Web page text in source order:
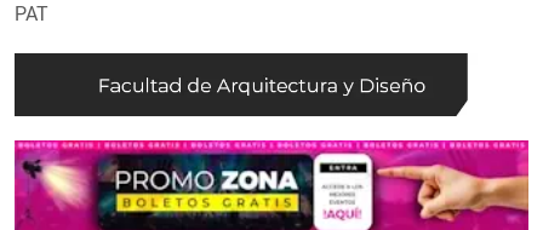
PAT